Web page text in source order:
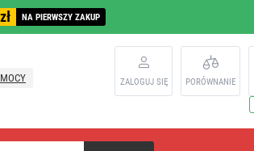
NA PIERWSZY ZAKUP
ZALOGUJ SIĘ PORÓWNANIE